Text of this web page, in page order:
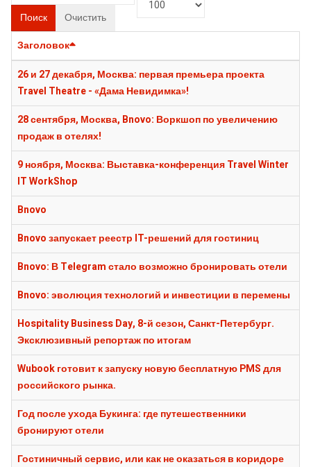
Поиск Очистить
Заголовок
26 и 27 декабря, Москва: первая премьера проекта
Travel Theatre - «Дама Невидимка»!
28 сентября, Москва, Bnovo: Воркшоп по увеличению
продаж в отелях!
9 ноября, Москва: Выставка-конференция Travel Winter
IT WorkShop
Bnovo
Bnovo запускает реестр IT-решений для гостиниц
Bnovo: В Telegram стало возможно бронировать отели
Bnovo: эволюция технологий и инвестиции в перемены
Hospitality Business Day, 8-й сезон, Санкт-Петербург.
Эксклюзивный репортаж по итогам
Wubook готовит к запуску новую бесплатную PMS для
российского рынка.
Год после ухода Букинга: где путешественники
бронируют отели
Гостиничный сервис, или как не оказаться в коридоре